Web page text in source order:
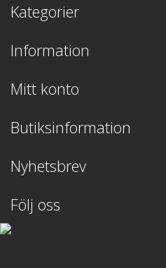
Kategorier
Information
Mitt konto
Butiksinformation
Nyhetsbrev
Följ oss